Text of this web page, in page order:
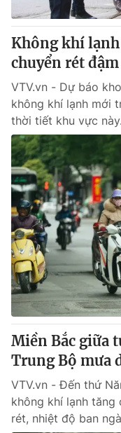
Chuyên mục khác
Emagazine
Photo
Video
VTV Money
VTV Sức khoẻ
Thị trường 24h
VTV4
VTV9
Liên hệ tòa soạn
Không khí
chuyển rét đậm
VTV.vn - Dự báo
không khí lạnh mới
thời tiết khu vực này.
Miền Bắc giữa
Trung Bộ mưa
VTV.vn - Đến thứ
không khí lạnh tăng
rét, nhiệt độ ban